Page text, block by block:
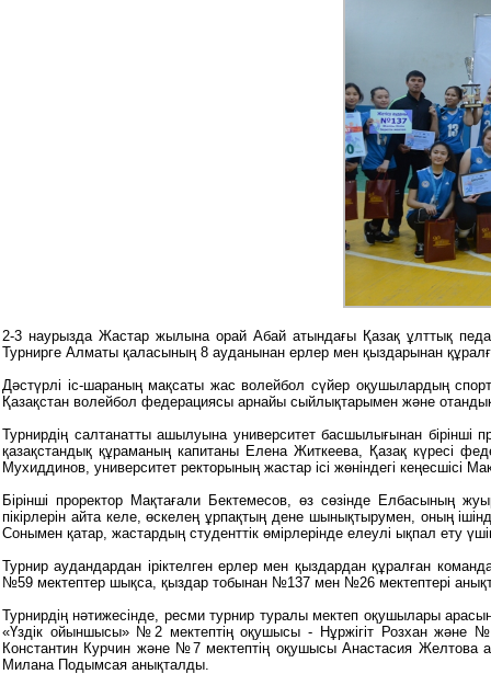
2-3 наурызда Жастар жылына орай Абай атындағы Қазақ ұлттық
Турнирге Алматы қаласының 8 ауданынан ерлер мен қыздарынан
Дәстүрлі іс-шараның мақсаты жас волейбол сүйер оқушылардың
Қазақстан волейбол федерациясы арнайы сыйлықтарымен және
Турнирдің салтанатты ашылуына университет басшылығынан
қазақстандық құраманың капитаны Елена Житкеева, Қазақ күресі
Мухиддинов, университет ректорының жастар ісі жөніндегі кеңесшісі
Бірінші проректор Мақтағали Бектемесов, өз сөзінде Елбасының
пікірлерін айта келе, өскелең ұрпақтың дене шынықтырумен, оның
Сонымен қатар, жастардың студенттік өмірлерінде елеулі ықпал ету
Турнир аудандардан іріктелген ерлер мен қыздардан құралған
№59 мектептер шықса, қыздар тобынан №137 мен №26 мектептері
Турнирдің нәтижесінде, ресми турнир туралы мектеп оқушылары
«Үздік ойыншысы» №2 мектептің оқушысы - Нұржігіт Розхан және
Константин Курчин және №7 мектептің оқушысы Анастасия
Милана Подымсая анықталды.